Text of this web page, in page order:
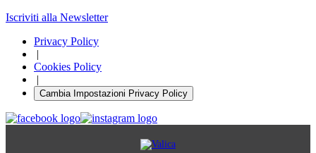
Iscriviti alla Newsletter
Privacy Policy
|
Cookies Policy
|
Cambia Impostazioni Privacy Policy